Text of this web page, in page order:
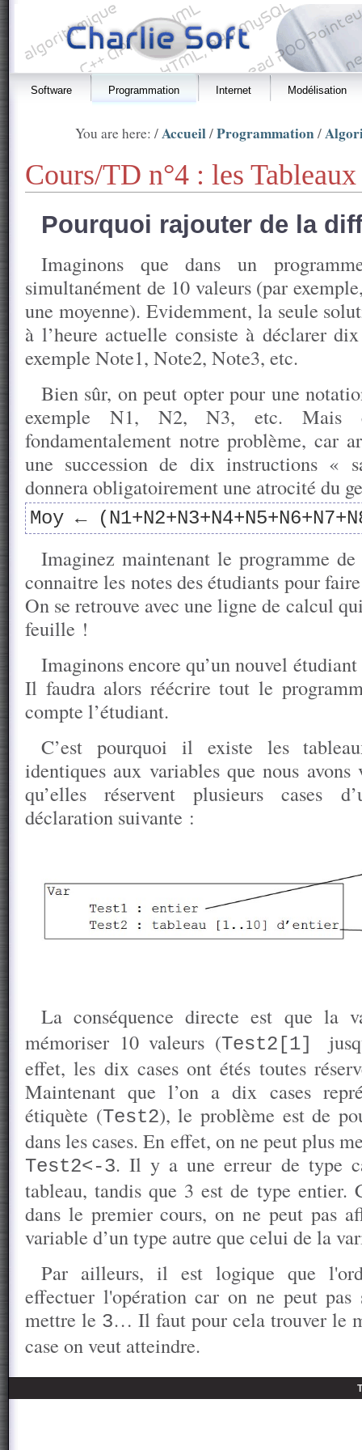
Software Programmation Internet Modélisation
You are here: /Accueil/Programmation/
Cours/TD n°4 : les Tableaux
Pourquoi rajouter de la
Imaginons que dans un
simultanément de 10 valeurs (par
une moyenne). Evidemment, la seule
à l’heure actuelle consiste à déclarer
exemple Note1, Note2, Note3, etc.
Bien sûr, on peut opter pour une
exemple N1, N2, N3, etc. Mais
fondamentalement notre problème, car
une succession de dix instructions «
donnera obligatoirement une atrocité du
Moy ←
Imaginez maintenant le programme
connaitre les notes des étudiants pour
On se retrouve avec une ligne de calcul
feuille !
Imaginons encore qu’un nouvel
Il faudra alors réécrire tout le
compte l’étudiant.
C’est pourquoi il existe les
identiques aux variables que nous avons
qu’elles réservent plusieurs cases
déclaration suivante :
La conséquence directe est que la
mémoriser 10 valeurs (Test2[1]
effet, les dix cases ont étés toutes
Maintenant que l’on a dix cases
étiquète (Test2), le problème est de
dans les cases. En effet, on ne peut plus
Test2<-3. Il y a une erreur de type
tableau, tandis que 3 est de type entier.
dans le premier cours, on ne peut pas
variable d’un type autre que celui de la
Par ailleurs, il est logique que
effectuer l'opération car on ne peut pas
mettre le 3… Il faut pour cela trouver le
case on veut atteindre.